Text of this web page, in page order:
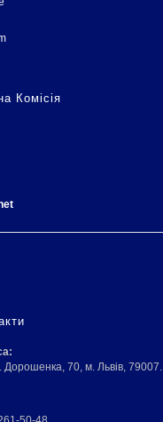
Комісія
Дорошенка, 70, м. Львів, 79007.